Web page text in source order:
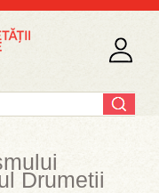
Drumetii